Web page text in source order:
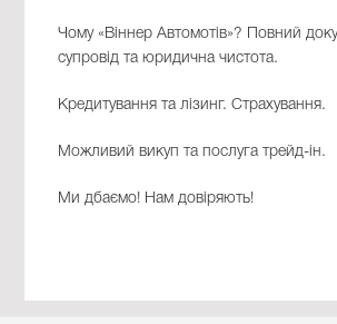
Чому «Віннер Автомотів»? Повний
супровід та юридична чистота.
Кредитування та лізинг. Страхування.
Можливий викуп та послуга трейд-ін.
Ми дбаємо! Нам довіряють!